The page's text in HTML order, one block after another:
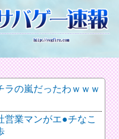
ラの嵐だったわｗｗｗ
営業マンがエ●チなこ